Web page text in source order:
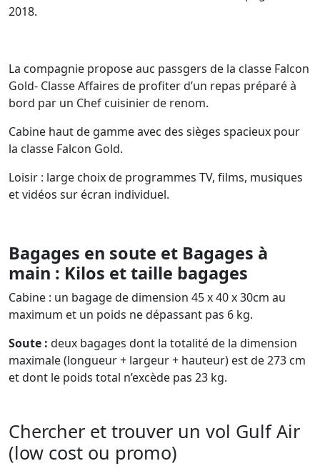
2018.
La compagnie propose auc passgers de la classe Falcon
Gold- Classe Affaires de profiter d’un repas préparé à
bord par un Chef cuisinier de renom.
Cabine haut de gamme avec des sièges spacieux pour
la classe Falcon Gold.
Loisir : large choix de programmes TV, films, musiques
et vidéos sur écran individuel.
Bagages en soute et Bagages à
main : Kilos et taille bagages
Cabine : un bagage de dimension 45 x 40 x 30cm au
maximum et un poids ne dépassant pas 6 kg.
Soute : deux bagages dont la totalité de la dimension
maximale (longueur + largeur + hauteur) est de 273 cm
et dont le poids total n’excède pas 23 kg.
Chercher et trouver un vol Gulf Air
(low cost ou promo)